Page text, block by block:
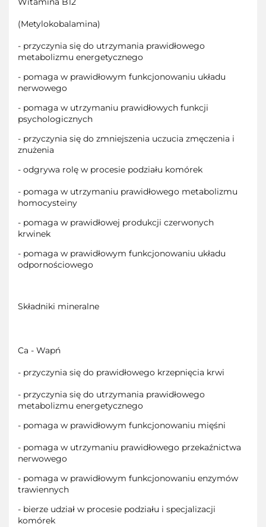
(Metylokobalamina)
- przyczynia się do utrzymania prawidłowego
metabolizmu energetycznego
- pomaga w prawidłowym funkcjonowaniu układu
nerwowego
- pomaga w utrzymaniu prawidłowych funkcji
psychologicznych
- przyczynia się do zmniejszenia uczucia zmęczenia i
znużenia
- odgrywa rolę w procesie podziału komórek
- pomaga w utrzymaniu prawidłowego metabolizmu
homocysteiny
- pomaga w prawidłowej produkcji czerwonych
krwinek
- pomaga w prawidłowym funkcjonowaniu układu
odpornościowego
Składniki mineralne
Ca - Wapń
- przyczynia się do prawidłowego krzepnięcia krwi
- przyczynia się do utrzymania prawidłowego
metabolizmu energetycznego
- pomaga w prawidłowym funkcjonowaniu mięśni
- pomaga w utrzymaniu prawidłowego przekaźnictwa
nerwowego
- pomaga w prawidłowym funkcjonowaniu enzymów
trawiennych
- bierze udział w procesie podziału i specjalizacji
komórek